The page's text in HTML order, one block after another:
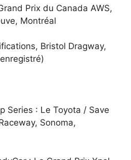
Prix du Canada AWS,
Montréal
Bristol Dragway,
Series : Le Toyota / Save
Sonoma,